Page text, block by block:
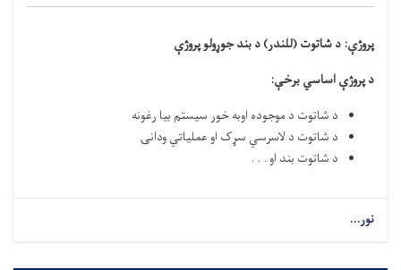
پروژې: د شاتوت (للندر) د بند جوړولو پروژې
د پروژې اساسي برخې:
د شاتوت د موجوده اوبه خور سيستم بیا رغونه
د شاتوت د لاسرسي سړک او عملیاتي ودانۍ
د شاتوت بند او . . .
نور...